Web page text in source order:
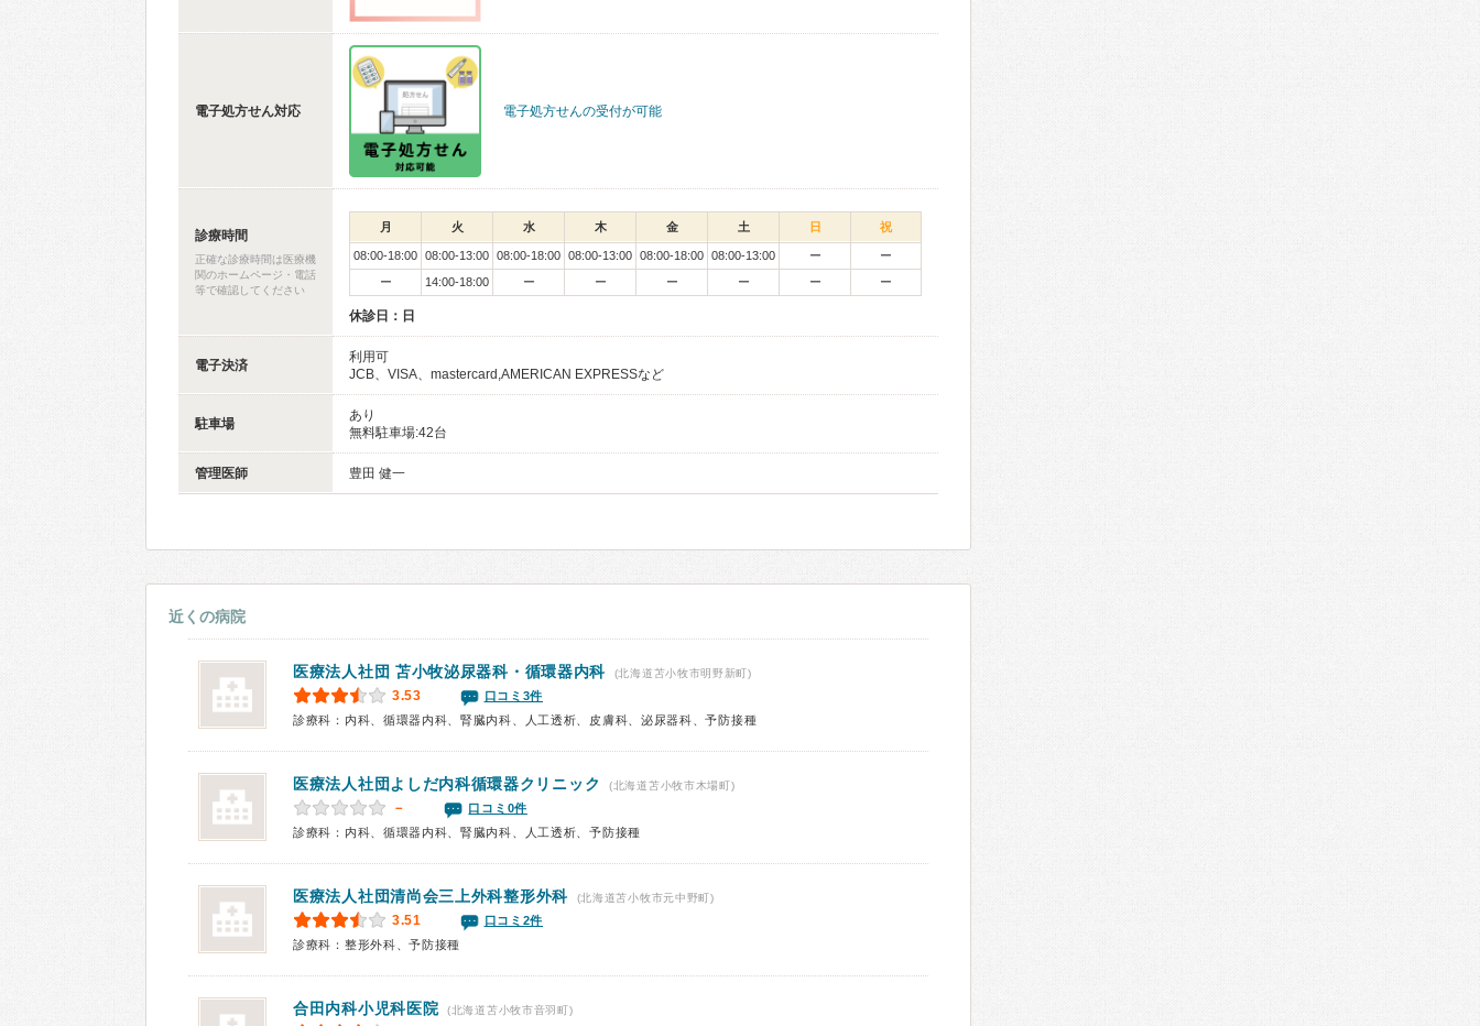
電子処方せん対応 電子処方せんの受付が可能
診療時間
正確な診療時間は医療機
関のホームページ・電話
等で確認してください
月 火 水 木 金 土 日 祝
08:00-18:00 08:00-13:00 08:00-18:00 08:00-13:00 08:00-18:00 08:00-13:00 ー
ー
ー
14:00-18:00 ー ー ー ー ー ー
休診日：日
電子決済
利用可
JCB、VISA、mastercard,AMERICAN EXPRESSなど
駐車場
あり
無料駐車場:42台
管理医師 豊田 健一
近くの病院
医療法人社団 苫小牧泌尿器科・循環器内科 (北海道苫小牧市明野新町)
3.53
口コミ3件
診療科：内科、循環器内科、腎臓内科、人工透析、皮膚科、泌尿器科、予防接種
医療法人社団よしだ内科循環器クリニック (北海道苫小牧市木場町)
－
口コミ0件
診療科：内科、循環器内科、腎臓内科、人工透析、予防接種
医療法人社団清尚会三上外科整形外科 (北海道苫小牧市元中野町)
3.51
口コミ2件
診療科：整形外科、予防接種
合田内科小児科医院 (北海道苫小牧市音羽町)